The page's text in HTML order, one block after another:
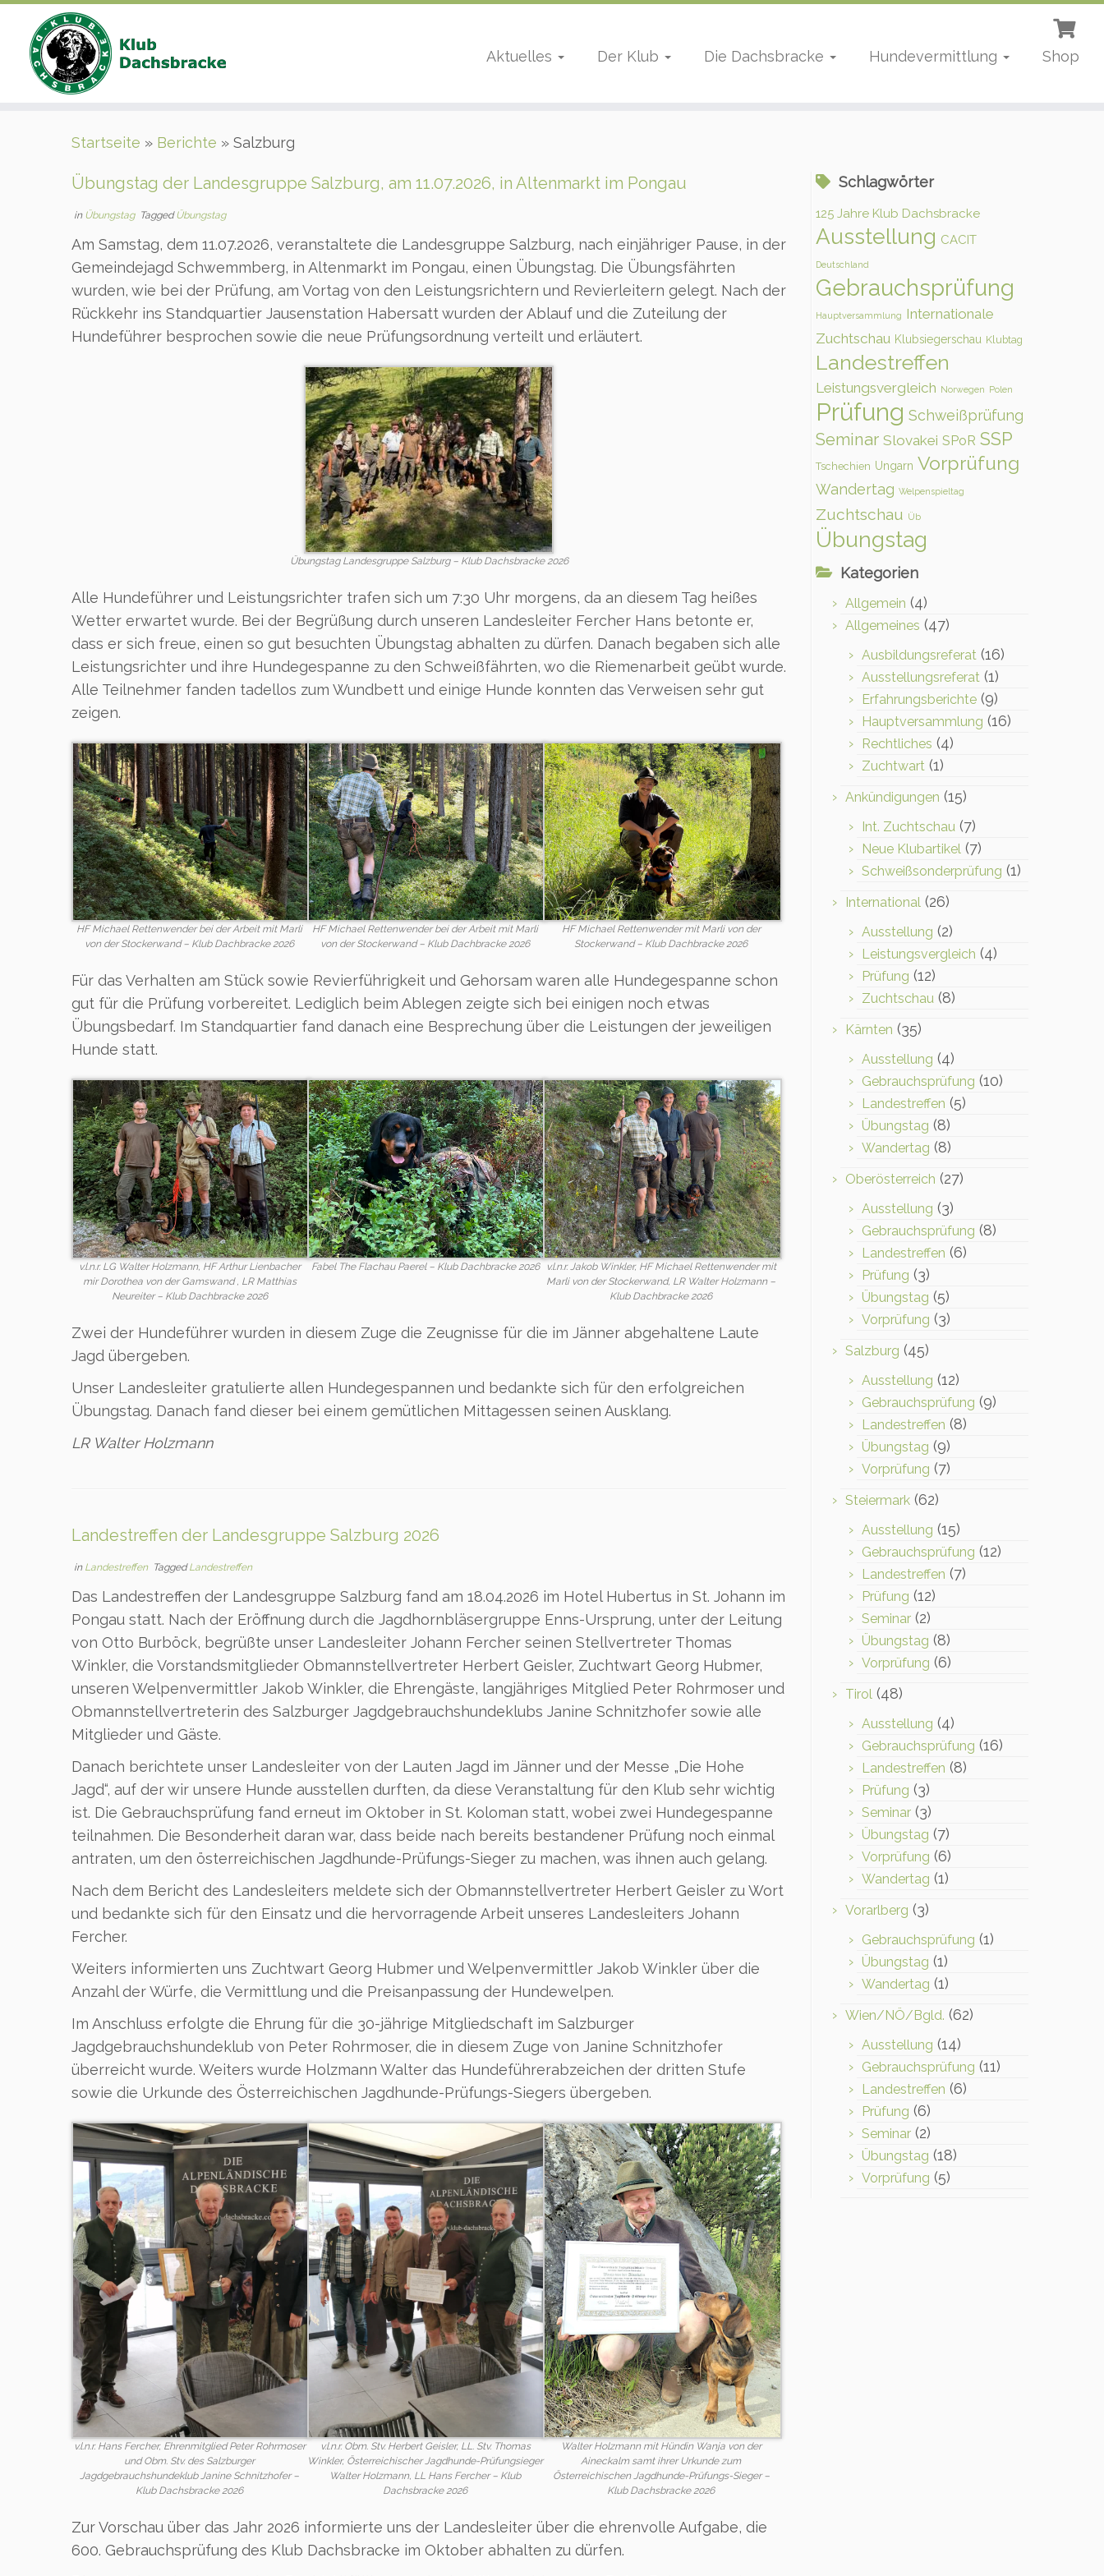
Aktuelles Der Klub Die Dachsbracke Hundevermittlung Shop
Startseite » Berichte » Salzburg
Übungstag der Landesgruppe Salzburg, am 11.07.2026, in Altenmarkt im Pongau
in Übungstag TaggedÜbungstag
Am Samstag, dem 11.07.2026, veranstaltete die Landesgruppe Salzburg, nach einjähriger Pause, in der
Gemeindejagd Schwemmberg, in Altenmarkt im Pongau, einen Übungstag. Die Übungsfährten
wurden, wie bei der Prüfung, am Vortag von den Leistungsrichtern und Revierleitern gelegt. Nach der
Rückkehr ins Standquartier Jausenstation Habersatt wurden der Ablauf und die Zuteilung der
Hundeführer besprochen sowie die neue Prüfungsordnung verteilt und erläutert.
Übungstag Landesgruppe Salzburg – Klub Dachsbracke 2026
Alle Hundeführer und Leistungsrichter trafen sich um 7:30 Uhr morgens, da an diesem Tag heißes
Wetter erwartet wurde. Bei der Begrüßung durch unseren Landesleiter Fercher Hans betonte er,
dass er sich freue, einen so gut besuchten Übungstag abhalten zu dürfen. Danach begaben sich alle
Leistungsrichter und ihre Hundegespanne zu den Schweißfährten, wo die Riemenarbeit geübt wurde.
Alle Teilnehmer fanden tadellos zum Wundbett und einige Hunde konnten das Verweisen sehr gut
zeigen.
HF Michael Rettenwender bei der Arbeit mit Marli
von der Stockerwand – Klub Dachbracke 2026
HF Michael Rettenwender bei der Arbeit mit Marli
von der Stockerwand – Klub Dachbracke 2026
HF Michael Rettenwender mit Marli von der
Stockerwand – Klub Dachbracke 2026
Für das Verhalten am Stück sowie Revierführigkeit und Gehorsam waren alle Hundegespanne schon
gut für die Prüfung vorbereitet. Lediglich beim Ablegen zeigte sich bei einigen noch etwas
Übungsbedarf. Im Standquartier fand danach eine Besprechung über die Leistungen der jeweiligen
Hunde statt.
v.l.n.r. LG Walter Holzmann, HF Arthur Lienbacher
mir Dorothea von der Gamswand , LR Matthias
Neureiter – Klub Dachbracke 2026
Fabel The Flachau Paerel – Klub Dachbracke 2026
v.l.n.r. Jakob Winkler, HF Michael Rettenwender mit
Marli von der Stockerwand, LR Walter Holzmann –
Klub Dachbracke 2026
Zwei der Hundeführer wurden in diesem Zuge die Zeugnisse für die im Jänner abgehaltene Laute
Jagd übergeben.
Unser Landesleiter gratulierte allen Hundegespannen und bedankte sich für den erfolgreichen
Übungstag. Danach fand dieser bei einem gemütlichen Mittagessen seinen Ausklang.
LR Walter Holzmann
Landestreffen der Landesgruppe Salzburg 2026
in Landestreffen TaggedLandestreffen
Das Landestreffen der Landesgruppe Salzburg fand am 18.04.2026 im Hotel Hubertus in St. Johann im
Pongau statt. Nach der Eröffnung durch die Jagdhornbläsergruppe Enns-Ursprung, unter der Leitung
von Otto Burböck, begrüßte unser Landesleiter Johann Fercher seinen Stellvertreter Thomas
Winkler, die Vorstandsmitglieder Obmannstellvertreter Herbert Geisler, Zuchtwart Georg Hubmer,
unseren Welpenvermittler Jakob Winkler, die Ehrengäste, langjähriges Mitglied Peter Rohrmoser und
Obmannstellvertreterin des Salzburger Jagdgebrauchshundeklubs Janine Schnitzhofer sowie alle
Mitglieder und Gäste.
Danach berichtete unser Landesleiter von der Lauten Jagd im Jänner und der Messe „Die Hohe
Jagd“, auf der wir unsere Hunde ausstellen durften, da diese Veranstaltung für den Klub sehr wichtig
ist. Die Gebrauchsprüfung fand erneut im Oktober in St. Koloman statt, wobei zwei Hundegespanne
teilnahmen. Die Besonderheit daran war, dass beide nach bereits bestandener Prüfung noch einmal
antraten, um den österreichischen Jagdhunde-Prüfungs-Sieger zu machen, was ihnen auch gelang.
Nach dem Bericht des Landesleiters meldete sich der Obmannstellvertreter Herbert Geisler zu Wort
und bedankte sich für den Einsatz und die hervorragende Arbeit unseres Landesleiters Johann
Fercher.
Weiters informierten uns Zuchtwart Georg Hubmer und Welpenvermittler Jakob Winkler über die
Anzahl der Würfe, die Vermittlung und die Preisanpassung der Hundewelpen.
Im Anschluss erfolgte die Ehrung für die 30-jährige Mitgliedschaft im Salzburger
Jagdgebrauchshundeklub von Peter Rohrmoser, die in diesem Zuge von Janine Schnitzhofer
überreicht wurde. Weiters wurde Holzmann Walter das Hundeführerabzeichen der dritten Stufe
sowie die Urkunde des Österreichischen Jagdhunde-Prüfungs-Siegers übergeben.
v.l.n.r. Hans Fercher, Ehrenmitglied Peter Rohrmoser
und Obm. Stv. des Salzburger
Jagdgebrauchshundeklub Janine Schnitzhofer –
Klub Dachsbracke 2026
v.l.n.r. Obm. Stv. Herbert Geisler, LL. Stv. Thomas
Winkler, Österreichischer Jagdhunde-Prüfungsieger
Walter Holzmann, LL Hans Fercher – Klub
Dachsbracke 2026
Walter Holzmann mit Hündin Wanja von der
Aineckalm samt ihrer Urkunde zum
Österreichischen Jagdhunde-Prüfungs-Sieger –
Klub Dachsbracke 2026
Zur Vorschau über das Jahr 2026 informierte uns der Landesleiter über die ehrenvolle Aufgabe, die
600. Gebrauchsprüfung des Klub Dachsbracke im Oktober abhalten zu dürfen.
Schlagwörter
125 Jahre Klub Dachsbracke
Ausstellung CACIT
Deutschland
Gebrauchsprüfung
Hauptversammlung Internationale
Zuchtschau Klubsiegerschau Klubtag
Landestreffen
Leistungsvergleich Norwegen Polen
Prüfung Schweißprüfung
Seminar Slovakei SPoR SSP
Tschechien Ungarn Vorprüfung
Wandertag Welpenspieltag
Zuchtschau Üb
Übungstag
Kategorien
Allgemein (4)
Allgemeines (47)
Ausbildungsreferat (16)
Ausstellungsreferat (1)
Erfahrungsberichte (9)
Hauptversammlung (16)
Rechtliches (4)
Zuchtwart (1)
Ankündigungen (15)
Int. Zuchtschau (7)
Neue Klubartikel (7)
Schweißsonderprüfung (1)
International (26)
Ausstellung (2)
Leistungsvergleich (4)
Prüfung (12)
Zuchtschau (8)
Kärnten (35)
Ausstellung (4)
Gebrauchsprüfung (10)
Landestreffen (5)
Übungstag (8)
Wandertag (8)
Oberösterreich (27)
Ausstellung (3)
Gebrauchsprüfung (8)
Landestreffen (6)
Prüfung (3)
Übungstag (5)
Vorprüfung (3)
Salzburg (45)
Ausstellung (12)
Gebrauchsprüfung (9)
Landestreffen (8)
Übungstag (9)
Vorprüfung (7)
Steiermark (62)
Ausstellung (15)
Gebrauchsprüfung (12)
Landestreffen (7)
Prüfung (12)
Seminar (2)
Übungstag (8)
Vorprüfung (6)
Tirol (48)
Ausstellung (4)
Gebrauchsprüfung (16)
Landestreffen (8)
Prüfung (3)
Seminar (3)
Übungstag (7)
Vorprüfung (6)
Wandertag (1)
Vorarlberg (3)
Gebrauchsprüfung (1)
Übungstag (1)
Wandertag (1)
Wien/NÖ/Bgld. (62)
Ausstellung (14)
Gebrauchsprüfung (11)
Landestreffen (6)
Prüfung (6)
Seminar (2)
Übungstag (18)
Vorprüfung (5)